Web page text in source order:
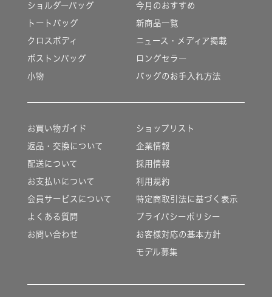
ショルダーバッグ
トートバッグ
クロスボディ
ボストンバッグ
小物
今月のおすすめ
新商品一覧
ニュース・メディア掲載
ロングセラー
バッグのお手入れ方法
お買い物ガイド
返品・交換について
配送について
お支払いについて
会員サービスについて
よくある質問
お問い合わせ
ショップリスト
企業情報
採用情報
利用規約
特定商取引法に基づく表示
プライバシーポリシー
お客様対応の基本方針
モデル募集